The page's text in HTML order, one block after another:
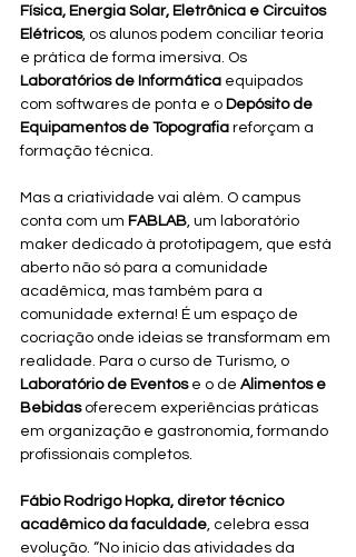
Física, Energia Solar, Eletrônica e Circuitos
Elétricos, os alunos podem conciliar teoria
e prática de forma imersiva. Os
Laboratórios de Informática equipados
com softwares de ponta e o Depósito de
Equipamentos de Topografia reforçam a
formação técnica.
Mas a criatividade vai além. O campus
conta com um FABLAB , um laboratório
maker dedicado à prototipagem, que está
aberto não só para a comunidade
acadêmica, mas também para a
comunidade externa! É um espaço de
cocriação onde ideias se transformam em
realidade. Para o curso de Turismo, o
Laboratório de Eventos e o de Alimentos e
Bebidas oferecem experiências práticas
em organização e gastronomia, formando
profissionais completos.
Fábio Rodrigo Hopka, diretor técnico
acadêmico da faculdade , celebra essa
evolução. “No início das atividades da